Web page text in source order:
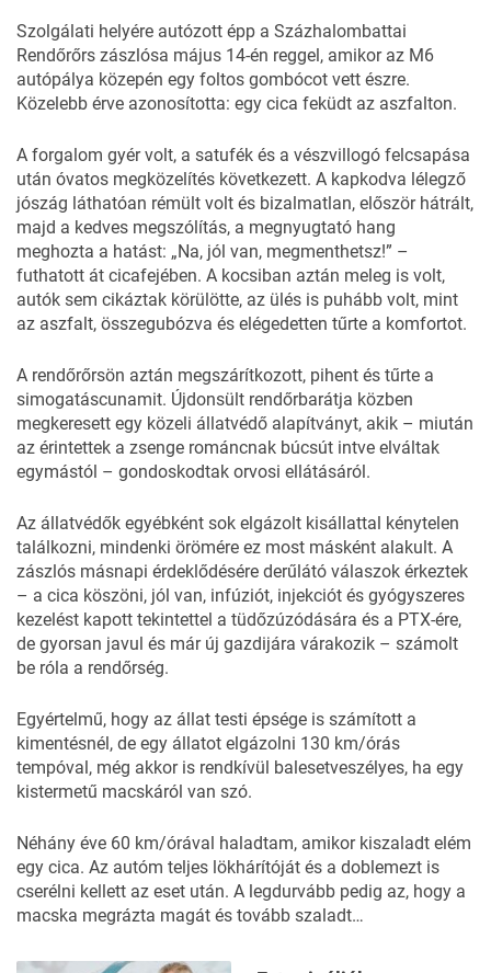
Szolgálati helyére autózott épp a Százhalombattai
Rendőrőrs zászlósa május 14-én reggel, amikor az M6
autópálya közepén egy foltos gombócot vett észre.
Közelebb érve azonosította: egy cica feküdt az aszfalton.
A forgalom gyér volt, a satufék és a vészvillogó felcsapása
után óvatos megközelítés következett. A kapkodva lélegző
jószág láthatóan rémült volt és bizalmatlan, először hátrált,
majd a kedves megszólítás, a megnyugtató hang
meghozta a hatást: „Na, jól van, megmenthetsz!” –
futhatott át cicafejében. A kocsiban aztán meleg is volt,
autók sem cikáztak körülötte, az ülés is puhább volt, mint
az aszfalt, összegubózva és elégedetten tűrte a komfortot.
A rendőrőrsön aztán megszárítkozott, pihent és tűrte a
simogatáscunamit. Újdonsült rendőrbarátja közben
megkeresett egy közeli állatvédő alapítványt, akik – miután
az érintettek a zsenge románcnak búcsút intve elváltak
egymástól – gondoskodtak orvosi ellátásáról.
Az állatvédők egyébként sok elgázolt kisállattal kénytelen
találkozni, mindenki örömére ez most másként alakult. A
zászlós másnapi érdeklődésére derűlátó válaszok érkeztek
– a cica köszöni, jól van, infúziót, injekciót és gyógyszeres
kezelést kapott tekintettel a tüdőzúzódására és a PTX-ére,
de gyorsan javul és már új gazdijára várakozik – számolt
be róla a rendőrség.
Egyértelmű, hogy az állat testi épsége is számított a
kimentésnél, de egy állatot elgázolni 130 km/órás
tempóval, még akkor is rendkívül balesetveszélyes, ha egy
kistermetű macskáról van szó.
Néhány éve 60 km/órával haladtam, amikor kiszaladt elém
egy cica. Az autóm teljes lökhárítóját és a doblemezt is
cserélni kellett az eset után. A legdurvább pedig az, hogy a
macska megrázta magát és tovább szaladt…